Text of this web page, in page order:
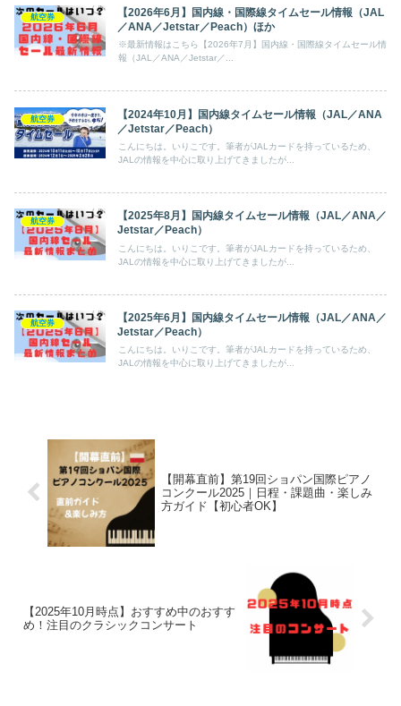
航空券
【2026年6月】国内線・国際線タイムセール情報（JAL
／ANA／Jetstar／Peach）ほか
※最新情報はこちら【2026年7月】国内線・国際線タイムセール情
報（JAL／ANA／Jetstar／...
航空券
【2024年10月】国内線タイムセール情報（JAL／ANA
／Jetstar／Peach）
こんにちは。いりこです。筆者がJALカードを持っているため、
JALの情報を中心に取り上げてきましたが...
航空券
【2025年8月】国内線タイムセール情報（JAL／ANA／
Jetstar／Peach）
こんにちは。いりこです。筆者がJALカードを持っているため、
JALの情報を中心に取り上げてきましたが...
航空券
【2025年6月】国内線タイムセール情報（JAL／ANA／
Jetstar／Peach）
こんにちは。いりこです。筆者がJALカードを持っているため、
JALの情報を中心に取り上げてきましたが...
【開幕直前】第19回ショパン国際ピアノ
コンクール2025｜日程・課題曲・楽しみ
方ガイド【初心者OK】
【2025年10月時点】おすすめ中のおすす
め！注目のクラシックコンサート